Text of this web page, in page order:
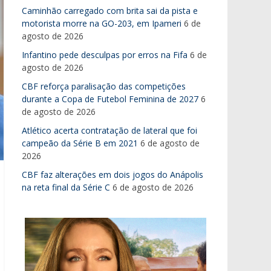
Caminhão carregado com brita sai da pista e
motorista morre na GO-203, em Ipameri 6 de
agosto de 2026
Infantino pede desculpas por erros na Fifa 6 de
agosto de 2026
CBF reforça paralisação das competições
durante a Copa de Futebol Feminina de 2027 6
de agosto de 2026
Atlético acerta contratação de lateral que foi
campeão da Série B em 2021 6 de agosto de
2026
CBF faz alterações em dois jogos do Anápolis
na reta final da Série C 6 de agosto de 2026